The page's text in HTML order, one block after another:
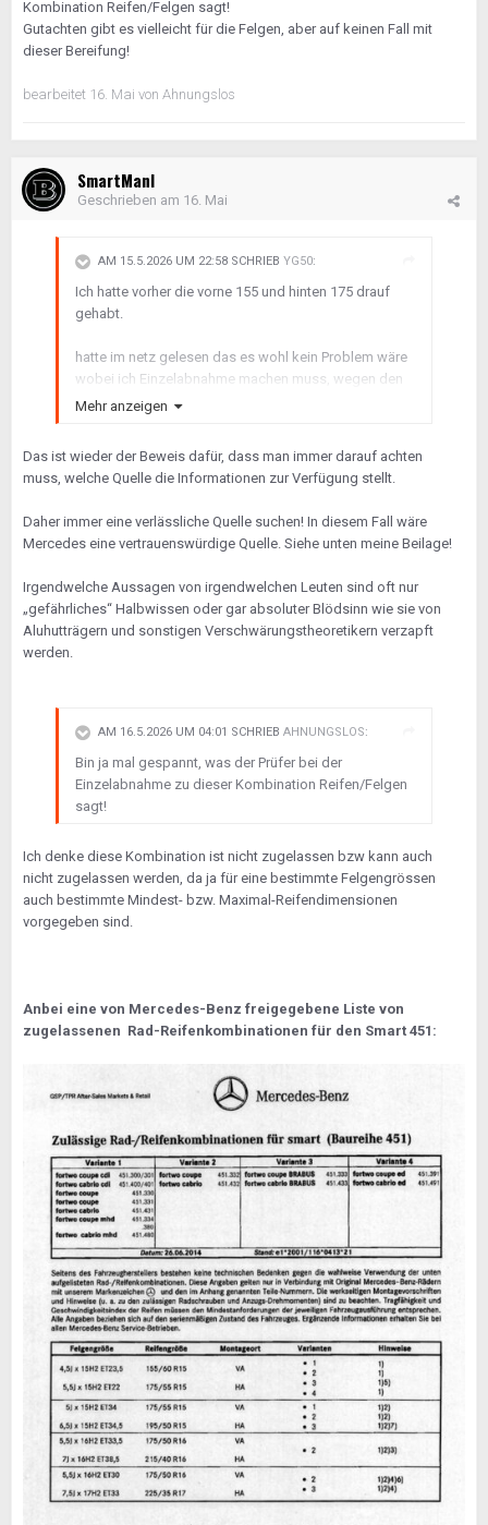
Kombination Reifen/Felgen sagt!
Gutachten gibt es vielleicht für die Felgen, aber auf keinen Fall mit
dieser Bereifung!
bearbeitet 16. Mai von Ahnungslos
SmartManI
Geschrieben am 16. Mai
AM 15.5.2026 UM 22:58 SCHRIEB YG50:
Ich hatte vorher die vorne 155 und hinten 175 drauf
gehabt.
hatte im netz gelesen das es wohl kein Problem wäre
wobei ich Einzelabnahme machen muss, wegen den
hinteren Reifen Größe
Mehr anzeigen
Das ist wieder der Beweis dafür, dass man immer darauf achten
muss, welche Quelle die Informationen zur Verfügung stellt.
Daher immer eine verlässliche Quelle suchen! In diesem Fall wäre
Mercedes eine vertrauenswürdige Quelle. Siehe unten meine Beilage!
Irgendwelche Aussagen von irgendwelchen Leuten sind oft nur
„gefährliches“ Halbwissen oder gar absoluter Blödsinn wie sie von
Aluhutträgern und sonstigen Verschwärungstheoretikern verzapft
werden.
AM 16.5.2026 UM 04:01 SCHRIEB AHNUNGSLOS:
Bin ja mal gespannt, was der Prüfer bei der
Einzelabnahme zu dieser Kombination Reifen/Felgen
sagt!
Ich denke diese Kombination ist nicht zugelassen bzw kann auch
nicht zugelassen werden, da ja für eine bestimmte Felgengrössen
auch bestimmte Mindest- bzw. Maximal-Reifendimensionen
vorgegeben sind.
Anbei eine von Mercedes-Benz freigegebene Liste von
zugelassenen Rad-Reifenkombinationen für den Smart 451: